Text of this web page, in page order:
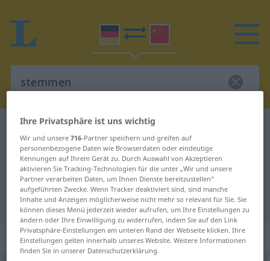
Deutsch-Chinesisch Wörterbuch
Deutsch-Chinesisch Übersetzung
für "stemmen"
"stemmen" Chinesisch Übersetzung
„stemmen“: transitives Verb
Ihre Privatsphäre ist uns wichtig
Wir und unsere716-Partner speichern und greifen auf
personenbezogene Daten wie Browserdaten oder eindeutige
Kennungen auf Ihrem Gerät zu. Durch Auswahl von Akzeptieren
aktivieren Sie Tracking-Technologien für die unter „Wir und unsere
Partner verarbeiten Daten, um Ihnen Dienste bereitzustellen“
aufgeführten Zwecke. Wenn Tracker deaktiviert sind, sind manche
Inhalte und Anzeigen möglicherweise nicht mehr so relevant für Sie. Sie
können dieses Menü jederzeit wieder aufrufen, um Ihre Einstellungen zu
ändern oder Ihre Einwilligung zu widerrufen, indem Sie auf den Link
Privatsphäre-Einstellungen am unteren Rand der Webseite klicken. Ihre
Einstellungen gelten innerhalb unseres Website. Weitere Informationen
finden Sie in unserer Datenschutzerklärung.